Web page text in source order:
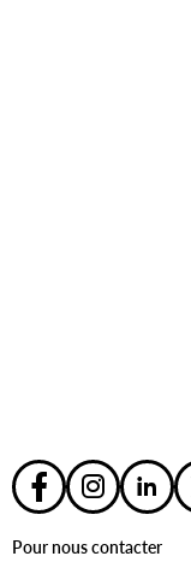
Pour nous contacter